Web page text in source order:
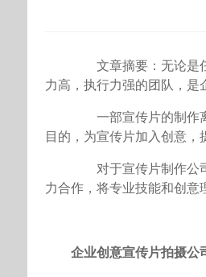
文章摘要：无论是任
力高，执行力强的团队，是
一部宣传片的制作离
目的，为宣传片加入创意，
对于宣传片制作公司
力合作，将专业技能和创意
企业创意宣传片拍摄公